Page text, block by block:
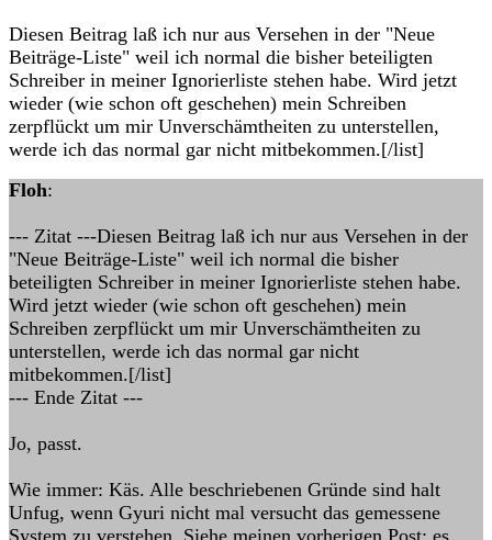
Diesen Beitrag laß ich nur aus Versehen in der "Neue
Beiträge-Liste" weil ich normal die bisher beteiligten
Schreiber in meiner Ignorierliste stehen habe. Wird jetzt
wieder (wie schon oft geschehen) mein Schreiben
zerpflückt um mir Unverschämtheiten zu unterstellen,
werde ich das normal gar nicht mitbekommen.[/list]
Floh:
--- Zitat ---Diesen Beitrag laß ich nur aus Versehen in der
"Neue Beiträge-Liste" weil ich normal die bisher
beteiligten Schreiber in meiner Ignorierliste stehen habe.
Wird jetzt wieder (wie schon oft geschehen) mein
Schreiben zerpflückt um mir Unverschämtheiten zu
unterstellen, werde ich das normal gar nicht
mitbekommen.[/list]
--- Ende Zitat ---
Jo, passt.
Wie immer: Käs. Alle beschriebenen Gründe sind halt
Unfug, wenn Gyuri nicht mal versucht das gemessene
System zu verstehen. Siehe meinen vorherigen Post: es